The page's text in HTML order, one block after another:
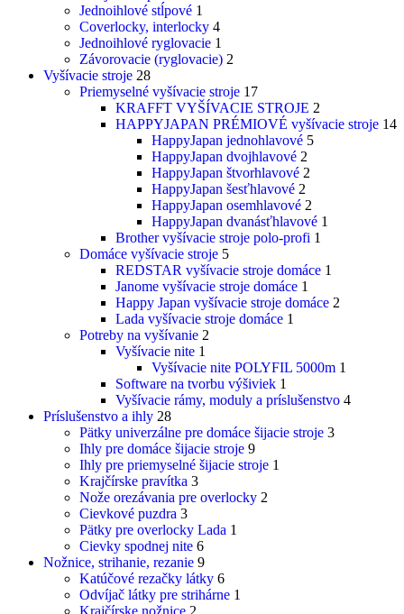
Jednoihlové stĺpové 1
Coverlocky, interlocky 4
Jednoihlové ryglovacie 1
Závorovacie (ryglovacie) 2
Vyšívacie stroje 28
Priemyselné vyšívacie stroje 17
KRAFFT VYŠÍVACIE STROJE 2
HAPPYJAPAN PRÉMIOVÉ vyšívacie stroje 14
HappyJapan jednohlavové 5
HappyJapan dvojhlavové 2
HappyJapan štvorhlavové 2
HappyJapan šesťhlavové 2
HappyJapan osemhlavové 2
HappyJapan dvanásťhlavové 1
Brother vyšívacie stroje polo-profi 1
Domáce vyšívacie stroje 5
REDSTAR vyšívacie stroje domáce 1
Janome vyšívacie stroje domáce 1
Happy Japan vyšívacie stroje domáce 2
Lada vyšívacie stroje domáce 1
Potreby na vyšívanie 2
Vyšívacie nite 1
Vyšívacie nite POLYFIL 5000m 1
Software na tvorbu výšiviek 1
Vyšívacie rámy, moduly a príslušenstvo 4
Príslušenstvo a ihly 28
Pätky univerzálne pre domáce šijacie stroje 3
Ihly pre domáce šijacie stroje 9
Ihly pre priemyselné šijacie stroje 1
Krajčírske pravítka 3
Nože orezávania pre overlocky 2
Cievkové puzdra 3
Pätky pre overlocky Lada 1
Cievky spodnej nite 6
Nožnice, strihanie, rezanie 9
Katúčové rezačky látky 6
Odvíjač látky pre strihárne 1